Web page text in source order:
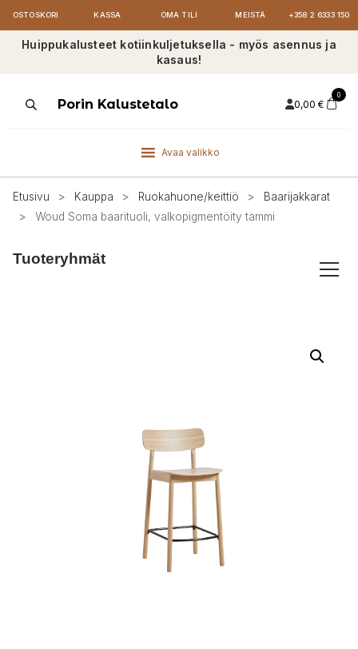
OSTOSKORI KASSA OMA TILI MEISTÄ +358 2 6333 150
Huippukalusteet kotiinkuljetuksella - myös asennus ja
kasaus!
ProductsPorin Kalustetalo 0,00 €
0
Avaa valikko
Etusivu > Kauppa > Ruokahuone/keittiö >
Baarijakkarat
>
Woud Soma baarituoli, valkopigmentöity tammi
Tuoteryhmät